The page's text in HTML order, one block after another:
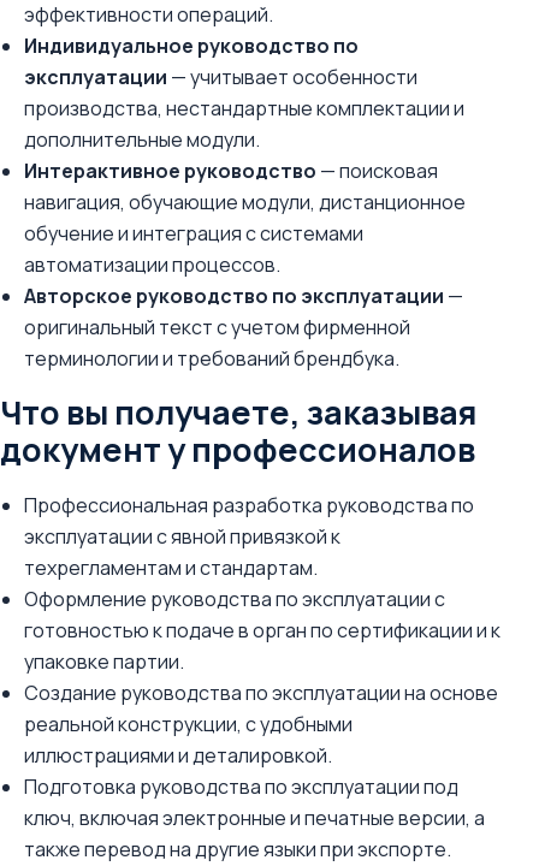
эффективности операций.
Индивидуальное руководство по
эксплуатации — учитывает особенности
производства, нестандартные комплектации и
дополнительные модули.
Интерактивное руководство — поисковая
навигация, обучающие модули, дистанционное
обучение и интеграция с системами
автоматизации процессов.
Авторское руководство по эксплуатации —
оригинальный текст с учетом фирменной
терминологии и требований брендбука.
Что вы получаете, заказывая
документ у профессионалов
Профессиональная разработка руководства по
эксплуатации с явной привязкой к
техрегламентам и стандартам.
Оформление руководства по эксплуатации с
готовностью к подаче в орган по сертификации и к
упаковке партии.
Создание руководства по эксплуатации на основе
реальной конструкции, с удобными
иллюстрациями и деталировкой.
Подготовка руководства по эксплуатации под
ключ, включая электронные и печатные версии, а
также перевод на другие языки при экспорте.